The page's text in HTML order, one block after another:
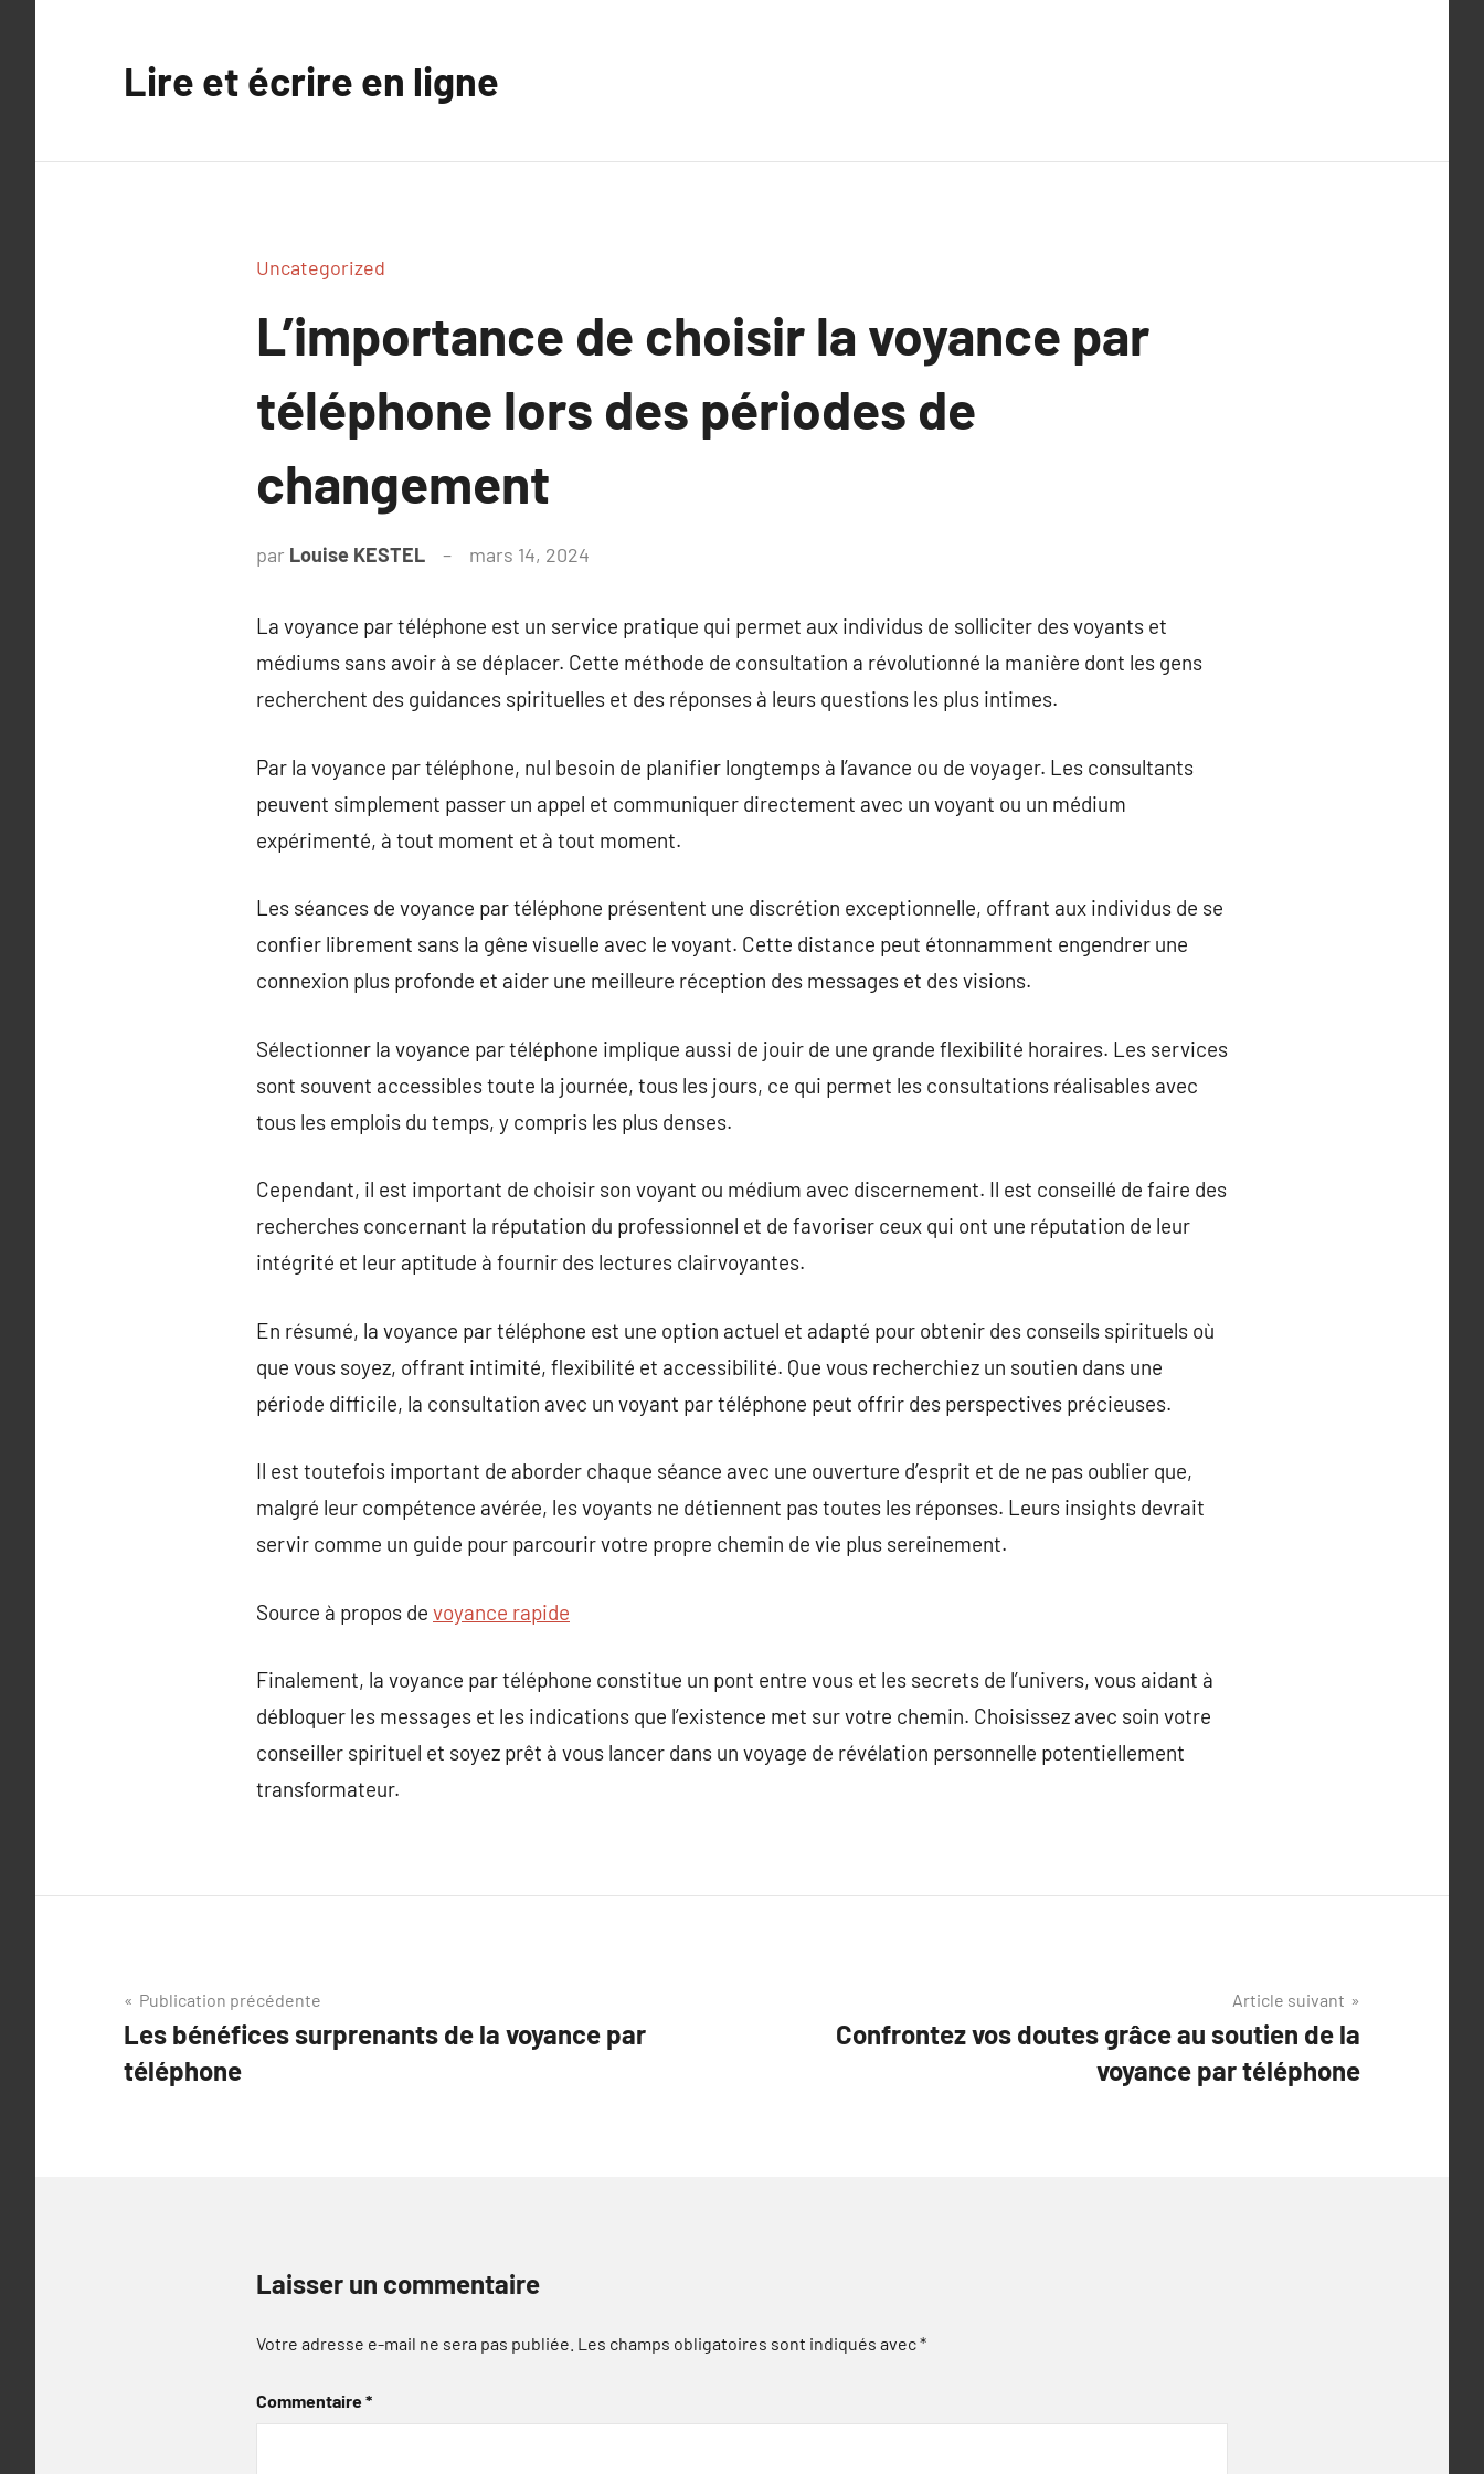
Lire et écrire en ligne
Uncategorized
L’importance de choisir la voyance par
téléphone lors des périodes de
changement
par Louise KESTEL mars 14, 2024
La voyance par téléphone est un service pratique qui permet aux individus de solliciter des voyants et
médiums sans avoir à se déplacer. Cette méthode de consultation a révolutionné la manière dont les gens
recherchent des guidances spirituelles et des réponses à leurs questions les plus intimes.
Par la voyance par téléphone, nul besoin de planifier longtemps à l’avance ou de voyager. Les consultants
peuvent simplement passer un appel et communiquer directement avec un voyant ou un médium
expérimenté, à tout moment et à tout moment.
Les séances de voyance par téléphone présentent une discrétion exceptionnelle, offrant aux individus de se
confier librement sans la gêne visuelle avec le voyant. Cette distance peut étonnamment engendrer une
connexion plus profonde et aider une meilleure réception des messages et des visions.
Sélectionner la voyance par téléphone implique aussi de jouir de une grande flexibilité horaires. Les services
sont souvent accessibles toute la journée, tous les jours, ce qui permet les consultations réalisables avec
tous les emplois du temps, y compris les plus denses.
Cependant, il est important de choisir son voyant ou médium avec discernement. Il est conseillé de faire des
recherches concernant la réputation du professionnel et de favoriser ceux qui ont une réputation de leur
intégrité et leur aptitude à fournir des lectures clairvoyantes.
En résumé, la voyance par téléphone est une option actuel et adapté pour obtenir des conseils spirituels où
que vous soyez, offrant intimité, flexibilité et accessibilité. Que vous recherchiez un soutien dans une
période difficile, la consultation avec un voyant par téléphone peut offrir des perspectives précieuses.
Il est toutefois important de aborder chaque séance avec une ouverture d’esprit et de ne pas oublier que,
malgré leur compétence avérée, les voyants ne détiennent pas toutes les réponses. Leurs insights devrait
servir comme un guide pour parcourir votre propre chemin de vie plus sereinement.
Source à propos de voyance rapide
Finalement, la voyance par téléphone constitue un pont entre vous et les secrets de l’univers, vous aidant à
débloquer les messages et les indications que l’existence met sur votre chemin. Choisissez avec soin votre
conseiller spirituel et soyez prêt à vous lancer dans un voyage de révélation personnelle potentiellement
transformateur.
Navigation
de
l’article
Publication précédente
Les bénéfices surprenants de la voyance par
téléphone
Article suivant
Confrontez vos doutes grâce au soutien de la
voyance par téléphone
Laisser un commentaire
Votre adresse e-mail ne sera pas publiée. Les champs obligatoires sont indiqués avec*
Commentaire*